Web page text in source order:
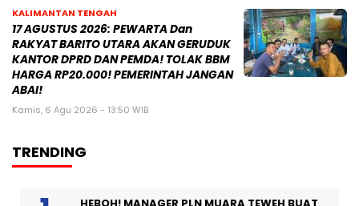
KALIMANTAN TENGAH
17 AGUSTUS 2026: PEWARTA Dan
RAKYAT BARITO UTARA AKAN GERUDUK
KANTOR DPRD DAN PEMDA! TOLAK BBM
HARGA RP20.000! PEMERINTAH JANGAN
ABAI!
Kamis, 6 Agu 2026 - 13:50 WIB
TRENDING